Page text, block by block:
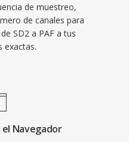
de muestreo,
de canales para
SD2 a PAF a tus
exactas.
Navegador